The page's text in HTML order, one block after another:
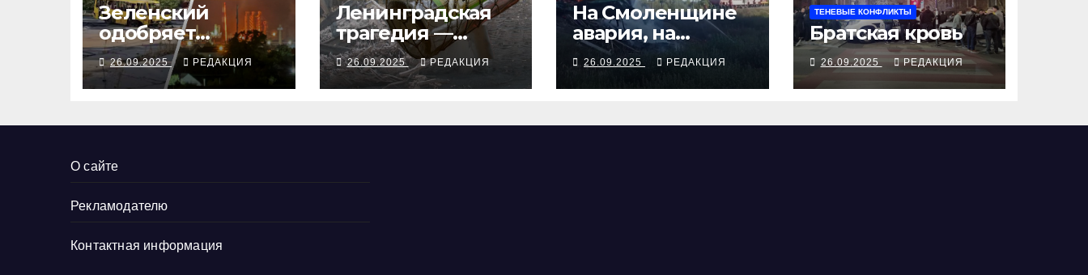
Зеленский
одобряет
выступления
Трампа, ВСУ
закрыли
26.09.2025 РЕДАКЦИЯ
Ленинградская
трагедия —
серия смертей от
алкосуррогата
26.09.2025 РЕДАКЦИЯ
На Смоленщине
авария, на
Псковщине
взрыв
26.09.2025 РЕДАКЦИЯ
ТЕНЕВЫЕ КОНФЛИКТЫ
Братская кровь
26.09.2025 РЕДАКЦИЯ
О сайте
Рекламодателю
Контактная информация